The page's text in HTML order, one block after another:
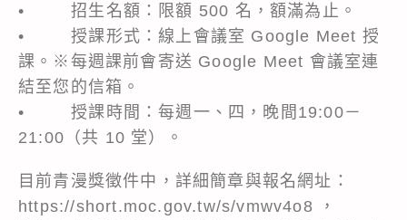
• 招生名額：限額 500 名，額滿為止。
• 授課形式：線上會議室 Google Meet 授
課。※每週課前會寄送 Google Meet 會議室連
結至您的信箱。
• 授課時間：每週一、四，晚間19:00－
21:00（共 10 堂）。
目前青漫獎徵件中，詳細簡章與報名網址：
https://short.moc.gov.tw/s/vmwv4o8 ，